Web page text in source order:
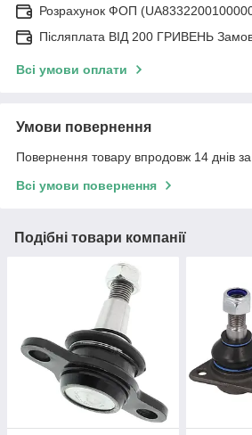
Розрахунок ФОП
Післяплата ВІД 200 ГРИВЕНЬ
Всі умови оплати
Умови повернення
Повернення товару впродовж 14 днів
Всі умови повернення
Подібні товари компанії